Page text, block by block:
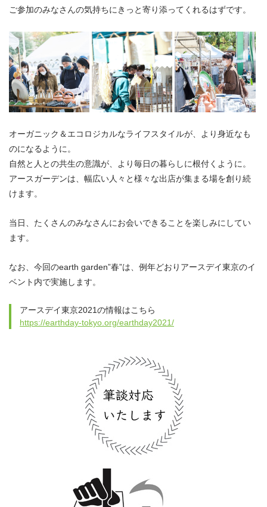
ご参加のみなさんの気持ちにきっと寄り添ってくれるはずです。
オーガニック＆エコロジカルなライフスタイルが、より身近なも
のになるように。
自然と人との共生の意識が、より毎日の暮らしに根付くように。
アースガーデンは、幅広い人々と様々な出店が集まる場を創り続
けます。
当日、たくさんのみなさんにお会いできることを楽しみにしてい
ます。
なお、今回のearth garden”春”は、例年どおりアースデイ東京のイ
ベント内で実施します。
アースデイ東京2021の情報はこちら
https://earthday-tokyo.org/earthday2021/